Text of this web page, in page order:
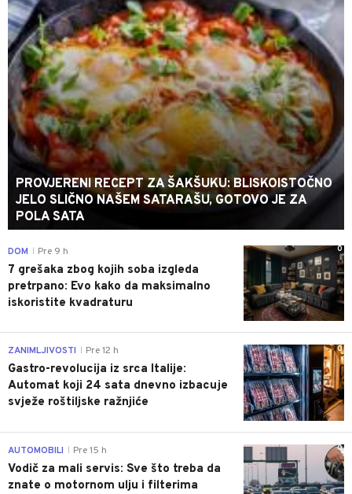
PROVJERENI RECEPT ZA ŠAKŠUKU: BLISKOISTOČNO
JELO SLIČNO NAŠEM SATARAŠU, GOTOVO JE ZA
POLA SATA
0
DOM Pre 9 h
7 grešaka zbog kojih soba izgleda
pretrpano: Evo kako da maksimalno
iskoristite kvadraturu
0
ZANIMLJIVOSTI Pre 12 h
Gastro-revolucija iz srca Italije:
Automat koji 24 sata dnevno izbacuje
svježe roštiljske ražnjiće
0
AUTOMOBILI Pre 15 h
Vodič za mali servis: Sve što treba da
znate o motornom ulju i filterima